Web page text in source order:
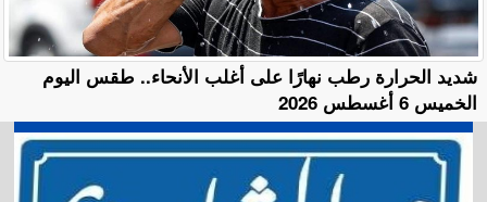
​شديد الحرارة رطب نهارًا على أغلب الأنحاء.. طقس اليوم
الخميس 6 أغسطس 2026